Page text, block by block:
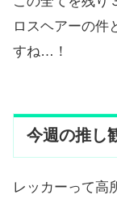
ロスヘアーの件
すね…！
今週の推し
レッカーって高